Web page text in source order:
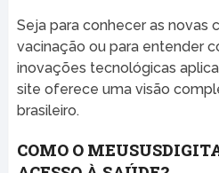
Seja para conhecer as novas
vacinação ou para entender
inovações tecnológicas
site oferece uma visão
brasileiro.
COMO O